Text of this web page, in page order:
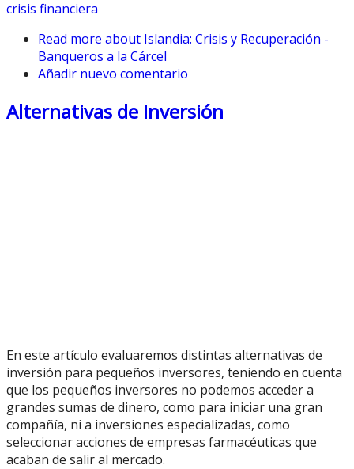
crisis financiera
Read more about Islandia: Crisis y Recuperación -
Banqueros a la Cárcel
Añadir nuevo comentario
Alternativas de Inversión
En este artículo evaluaremos distintas alternativas de
inversión para pequeños inversores, teniendo en cuenta
que los pequeños inversores no podemos acceder a
grandes sumas de dinero, como para iniciar una gran
compañía, ni a inversiones especializadas, como
seleccionar acciones de empresas farmacéuticas que
acaban de salir al mercado.